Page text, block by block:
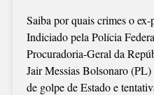
Saiba por quais crimes o
Indiciado pela Polícia
Procuradoria-Geral da
Jair Messias Bolsonaro
de golpe de Estado e